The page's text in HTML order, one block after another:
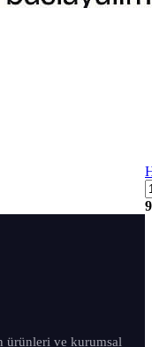
ürünleri ve kurumsal